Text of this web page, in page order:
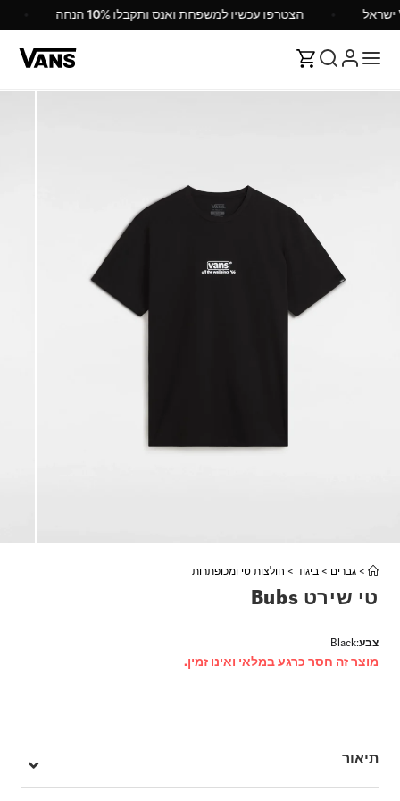
הצטרפו עכשיו למשפחת ואנס ותקבלו 10% הנחה
> גברים > ביגוד > חולצות טי ומכופתרות
טי שירט Bubs
צבע:
Black
מוצר זה חסר כרגע במלאי ואינו זמין.
תיאור